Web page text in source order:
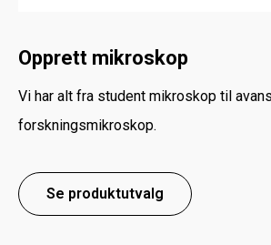
Opprett mikroskop
Vi har alt fra student mikroskop til
forskningsmikroskop.
Se produktutvalg